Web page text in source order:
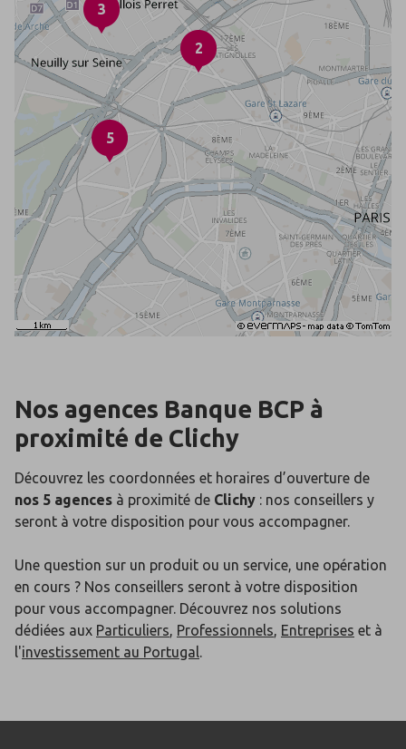
5
3
2
Nos agences Banque BCP à
proximité de Clichy
Découvrez les coordonnées et horaires d’ouverture de
nos 5 agences à proximité de Clichy : nos conseillers y
seront à votre disposition pour vous accompagner.
Une question sur un produit ou un service, une opération
en cours ? Nos conseillers seront à votre disposition
pour vous accompagner. Découvrez nos solutions
dédiées aux Particuliers, Professionnels, Entreprises et à
l'investissement au Portugal.